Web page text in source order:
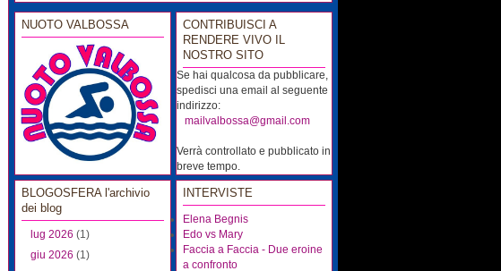
NUOTO VALBOSSA
BLOGOSFERA l'archivio
dei blog
lug 2026 (1)
giu 2026 (1)
CONTRIBUISCI A
RENDERE VIVO IL
NOSTRO SITO
Se hai qualcosa da pubblicare,
spedisci una email al seguente
indirizzo:
mailvalbossa@gmail.com
Verrà controllato e pubblicato in
breve tempo.
INTERVISTE
Elena Begnis
Edo vs Mary
Faccia a Faccia - Due eroine
a confronto